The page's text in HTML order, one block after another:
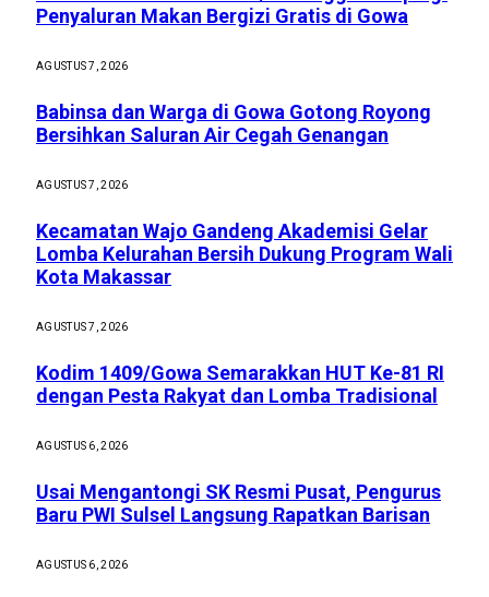
Penyaluran Makan Bergizi Gratis di Gowa
AGUSTUS 7, 2026
Babinsa dan Warga di Gowa Gotong Royong
Bersihkan Saluran Air Cegah Genangan
AGUSTUS 7, 2026
Kecamatan Wajo Gandeng Akademisi Gelar
Lomba Kelurahan Bersih Dukung Program Wali
Kota Makassar
AGUSTUS 7, 2026
Kodim 1409/Gowa Semarakkan HUT Ke-81 RI
dengan Pesta Rakyat dan Lomba Tradisional
AGUSTUS 6, 2026
Usai Mengantongi SK Resmi Pusat, Pengurus
Baru PWI Sulsel Langsung Rapatkan Barisan
AGUSTUS 6, 2026